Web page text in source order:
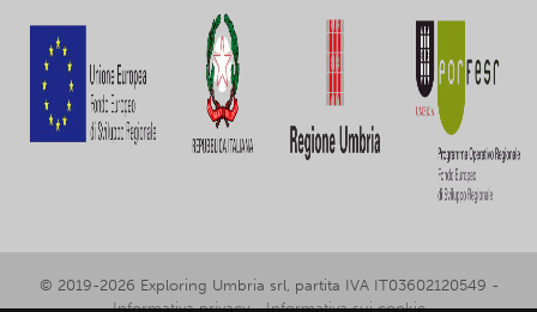
© 2019-2026 Exploring Umbria srl, partita IVA IT03602120549 -
Informativa privacy-Informativa sui cookie